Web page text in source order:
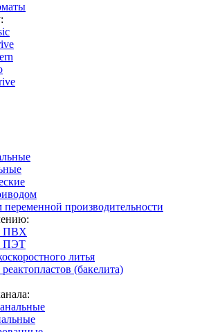
переменной производительности
ПВХ
ПЭТ
литья
(бакелита)